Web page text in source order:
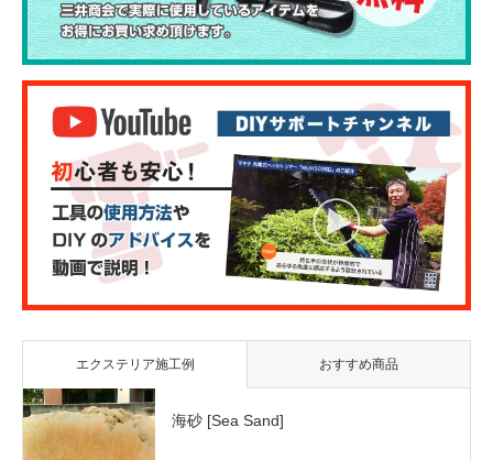
エクステリア施工例 おすすめ商品
海砂 [Sea Sand]